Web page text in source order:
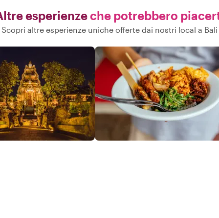
esperienzeche potrebbero
Scopri altre esperienze uniche offerte dai nostri local a Bali